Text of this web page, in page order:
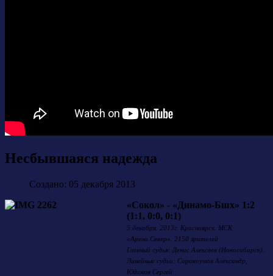
Несбывшаяся надежда
Создано: 05 декабря 2013
«Сокол» - «Динамо-Бшх» 1:2
(1:1, 0:0, 0:1)
5 декабря. 2013г. Красноярск. МСК
«Арена.Север». 2150 зрителей
Главный судья: Денис Алексеев (Новосибирск).
Линейные судьи: Сорокоумов Александр,
Юдаков Сергей